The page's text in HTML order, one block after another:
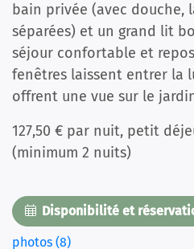
bain privée (avec douche,
séparées) et un grand lit
séjour confortable et
fenêtres laissent entrer la
offrent une vue sur le
127,50 € par nuit, petit
(minimum 2 nuits)
Disponibilité et
photos (8)